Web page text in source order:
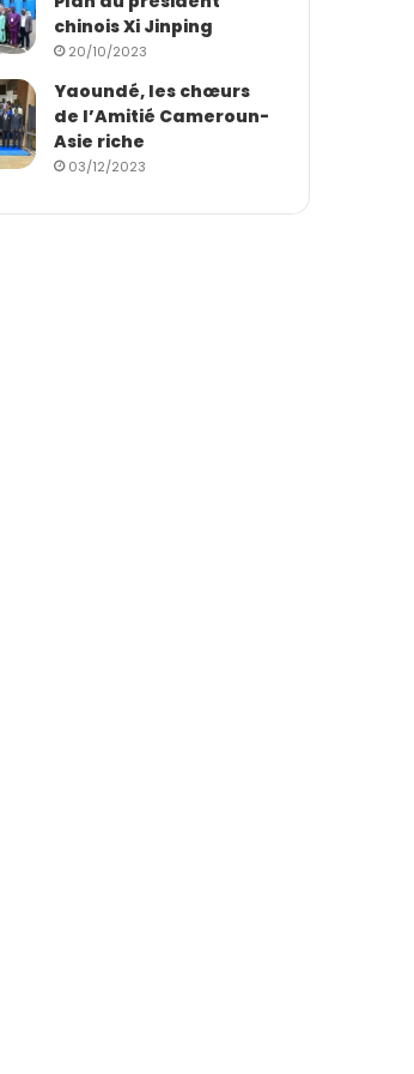
chinois Xi Jinping
20/10/2023
Yaoundé, les chœurs
de l’Amitié Cameroun-
Asie riche
03/12/2023